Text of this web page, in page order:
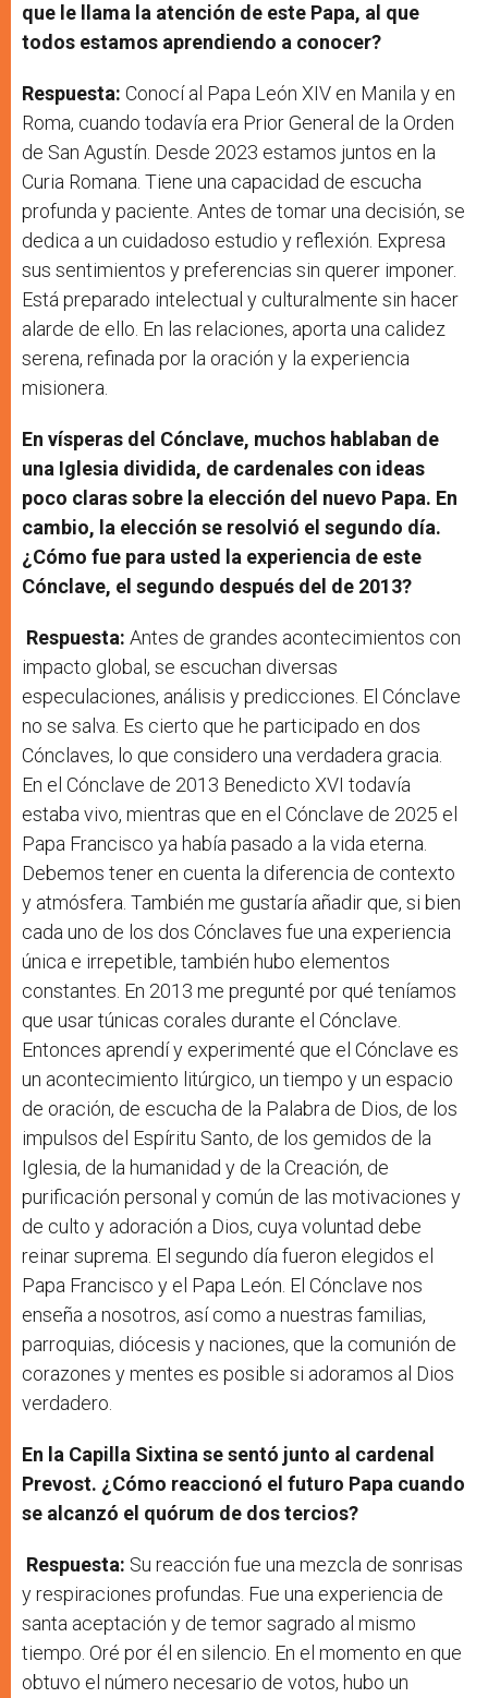
que le llama la atención de este Papa, al que
todos estamos aprendiendo a conocer?
Respuesta: Conocí al Papa León XIV en Manila y en
Roma, cuando todavía era Prior General de la Orden
de San Agustín. Desde 2023 estamos juntos en la
Curia Romana. Tiene una capacidad de escucha
profunda y paciente. Antes de tomar una decisión, se
dedica a un cuidadoso estudio y reflexión. Expresa
sus sentimientos y preferencias sin querer imponer.
Está preparado intelectual y culturalmente sin hacer
alarde de ello. En las relaciones, aporta una calidez
serena, refinada por la oración y la experiencia
misionera.
En vísperas del Cónclave, muchos hablaban de
una Iglesia dividida, de cardenales con ideas
poco claras sobre la elección del nuevo Papa. En
cambio, la elección se resolvió el segundo día.
¿Cómo fue para usted la experiencia de este
Cónclave, el segundo después del de 2013?
Respuesta: Antes de grandes acontecimientos con
impacto global, se escuchan diversas
especulaciones, análisis y predicciones. El Cónclave
no se salva. Es cierto que he participado en dos
Cónclaves, lo que considero una verdadera gracia.
En el Cónclave de 2013 Benedicto XVI todavía
estaba vivo, mientras que en el Cónclave de 2025 el
Papa Francisco ya había pasado a la vida eterna.
Debemos tener en cuenta la diferencia de contexto
y atmósfera. También me gustaría añadir que, si bien
cada uno de los dos Cónclaves fue una experiencia
única e irrepetible, también hubo elementos
constantes. En 2013 me pregunté por qué teníamos
que usar túnicas corales durante el Cónclave.
Entonces aprendí y experimenté que el Cónclave es
un acontecimiento litúrgico, un tiempo y un espacio
de oración, de escucha de la Palabra de Dios, de los
impulsos del Espíritu Santo, de los gemidos de la
Iglesia, de la humanidad y de la Creación, de
purificación personal y común de las motivaciones y
de culto y adoración a Dios, cuya voluntad debe
reinar suprema. El segundo día fueron elegidos el
Papa Francisco y el Papa León. El Cónclave nos
enseña a nosotros, así como a nuestras familias,
parroquias, diócesis y naciones, que la comunión de
corazones y mentes es posible si adoramos al Dios
verdadero.
En la Capilla Sixtina se sentó junto al cardenal
Prevost. ¿Cómo reaccionó el futuro Papa cuando
se alcanzó el quórum de dos tercios?
Respuesta: Su reacción fue una mezcla de sonrisas
y respiraciones profundas. Fue una experiencia de
santa aceptación y de temor sagrado al mismo
tiempo. Oré por él en silencio. En el momento en que
obtuvo el número necesario de votos, hubo un